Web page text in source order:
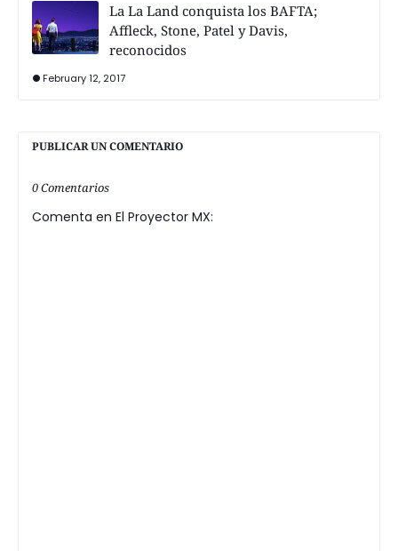
La La Land conquista los BAFTA;
Affleck, Stone, Patel y Davis,
reconocidos
February 12, 2017
PUBLICAR UN COMENTARIO
0 Comentarios
Comenta en El Proyector MX: